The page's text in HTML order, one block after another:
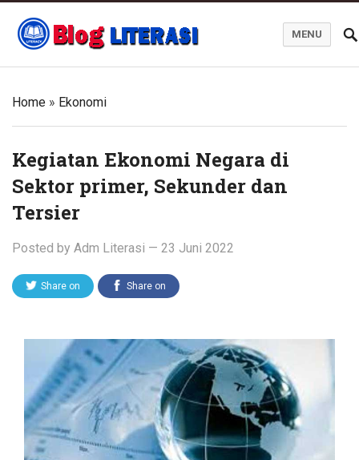
MENU
Home » Ekonomi
Kegiatan Ekonomi Negara di
Sektor primer, Sekunder dan
Tersier
Posted by Adm Literasi — 23 Juni 2022
Share on Share on